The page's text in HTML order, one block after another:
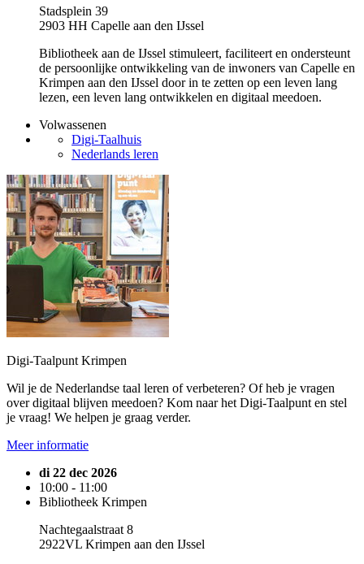
Stadsplein 39
2903 HH Capelle aan den IJssel
Bibliotheek aan de IJssel stimuleert, faciliteert en ondersteunt
de persoonlijke ontwikkeling van de inwoners van Capelle en
Krimpen aan den IJssel door in te zetten op een leven lang
lezen, een leven lang ontwikkelen en digitaal meedoen.
Volwassenen
Digi-Taalhuis
Nederlands leren
Digi-Taalpunt Krimpen
Wil je de Nederlandse taal leren of verbeteren? Of heb je vragen
over digitaal blijven meedoen? Kom naar het Digi-Taalpunt en stel
je vraag! We helpen je graag verder.
Meer informatie
di 22 dec 2026
10:00 - 11:00
Bibliotheek Krimpen
Nachtegaalstraat 8
2922VL Krimpen aan den IJssel